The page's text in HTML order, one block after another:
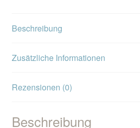
Beschreibung
Zusätzliche Informationen
Rezensionen (0)
Beschreibung